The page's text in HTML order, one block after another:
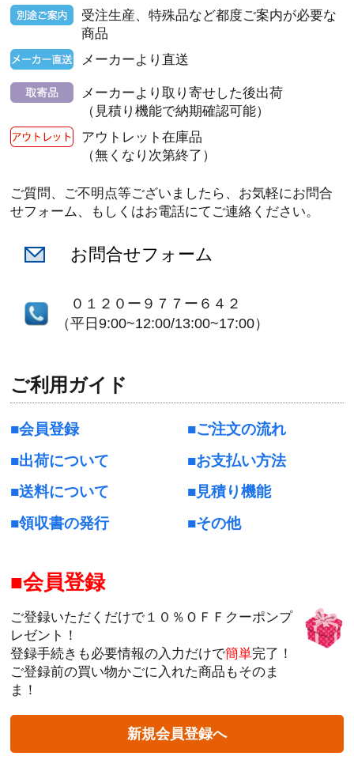
受注生産、特殊品など都度ご案内が必要な
商品
メーカーより直送
メーカーより取り寄せした後出荷
（見積り機能で納期確認可能）
アウトレット在庫品
（無くなり次第終了）
ご質問、ご不明点等ございましたら、お気軽にお問合
せフォーム、もしくはお電話にてご連絡ください。
お問合せフォーム
０１２０ー９７７ー６４２
（平日9:00~12:00/13:00~17:00）
ご利用ガイド
会員登録
ご注文の流れ
出荷について
お支払い方法
送料について
見積り機能
領収書の発行
その他
会員登録
ご登録いただくだけで１０％ＯＦＦクーポンプ
レゼント！
登録手続きも必要情報の入力だけで簡単完了！
ご登録前の買い物かごに入れた商品もそのま
ま！
新規会員登録へ